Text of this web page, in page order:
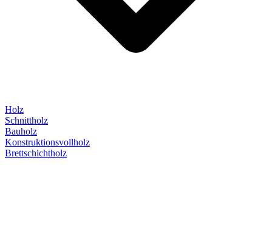
Holz
Schnittholz
Bauholz
Konstruktionsvollholz
Brettschichtholz